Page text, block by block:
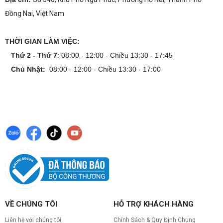
phù hợp, đảm bảo hệ thống vận hành ổn định và
copy nhanh.
Nâng cấp pc nên nâng gì trước để tối ưu chi phí và
tăng hiệu năng tối đa? Xem ngay thứ tự ưu tiên
nâng cấp linh kiện PC chi tiết trong bài viết này!
nhân và Cách khắc phục
Tình trạng PC gaming nóng quạt kêu to khiến
Đồng Nai, Việt Nam
THỜI GIAN LÀM VIỆC:
Thứ 2 - Thứ 7: 08:00 - 12:00 - Chiều 13:30 - 17:45
Chủ Nhật: 08:00 - 12:00 - Chiều 13:30 - 17:00
VỀ CHÚNG TÔI
Liên hệ với chúng tôi
HỖ TRỢ KHÁCH HÀNG
Chính Sách & Quy Định Chung